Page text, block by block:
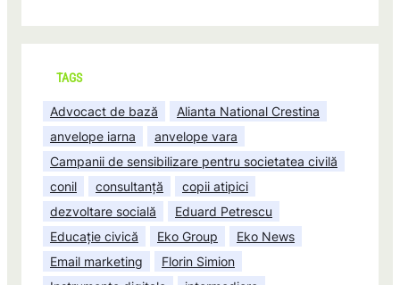
TAGS
Advocact de bază
Alianta National Crestina
anvelope iarna
anvelope vara
Campanii de sensibilizare pentru societatea civilă
conil
consultanță
copii atipici
dezvoltare socială
Eduard Petrescu
Educație civică
Eko Group
Eko News
Email marketing
Florin Simion